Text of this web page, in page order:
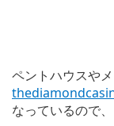
ペントハウスや
なっているので